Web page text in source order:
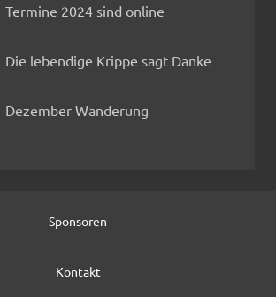
Termine 2024 sind online
Die lebendige Krippe sagt Danke
Dezember Wanderung
Sponsoren
Kontakt